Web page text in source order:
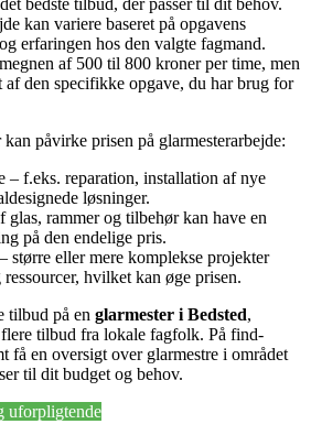
bedste tilbud, der passer til dit behov.
kan variere baseret på opgavens
erfaringen hos den valgte fagmand.
af 500 til 800 kroner per time, men
den specifikke opgave, du har brug for
påvirke prisen på glarmesterarbejde:
– f.eks. reparation, installation af nye
løsninger.
glas, rammer og tilbehør kan have en
på den endelige pris.
større eller mere komplekse projekter
hvilket kan øge prisen.
tilbud på en glarmester i Bedsted,
flere tilbud fra lokale fagfolk. På find-
få en oversigt over glarmestre i området
til dit budget og behov.
uforpligtende